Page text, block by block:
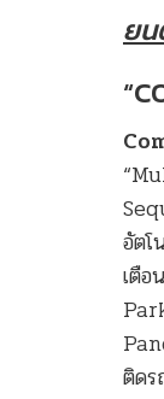
ยน
อัต
เตือ
ติด